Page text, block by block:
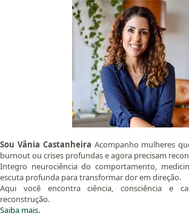
Sou Vânia Castanheira Acompanho mulheres
burnout ou crises profundas e agora precisam
Integro neurociência do comportamento,
escuta profunda para transformar dor em direção.
Aqui você encontra ciência, consciência e
reconstrução.
Saiba mais.